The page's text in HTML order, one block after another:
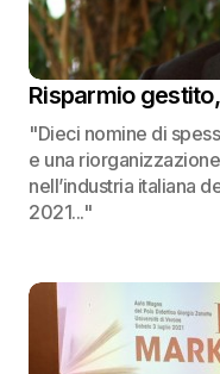
Risparmio
"Dieci nomine di
e una
nell’industria italiana
2021..."